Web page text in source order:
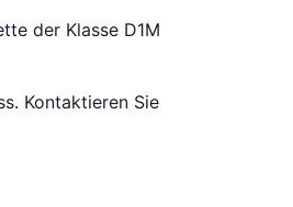
der Klasse D1M
Kontaktieren Sie